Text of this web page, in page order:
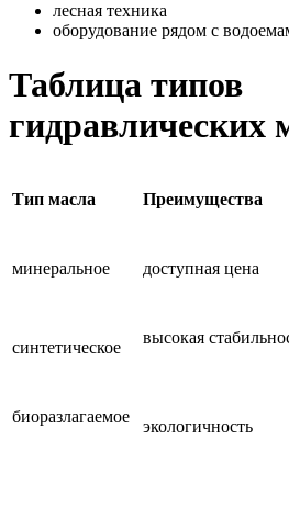
лесная техника
оборудование рядом с
Таблица типов
гидравлических
Тип масла Преимущества
минеральное доступная цена
синтетическое
высокая
биоразлагаемое
экологичность